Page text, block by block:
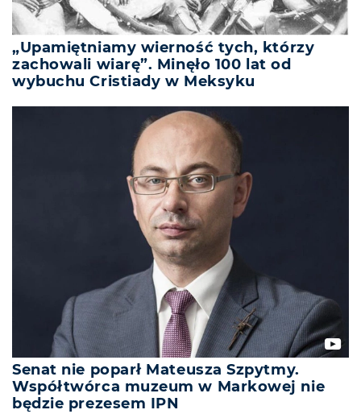
„Upamiętniamy wierność tych, którzy
zachowali wiarę”. Minęło 100 lat od
wybuchu Cristiady w Meksyku
Senat nie poparł Mateusza Szpytmy.
Współtwórca muzeum w Markowej nie
będzie prezesem IPN